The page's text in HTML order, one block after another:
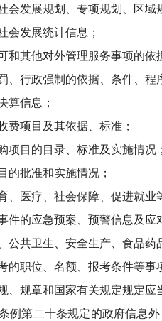
会发展规划、专项规划、区域
会发展统计信息；
和其他对外管理服务事项的
、行政强制的依据、条件、
算信息；
费项目及其依据、标准；
项目的目录、标准及实施情况
的批准和实施情况；
、医疗、社会保障、促进就
件的应急预案、预警信息及应
公共卫生、安全生产、食品
的职位、名额、报考条件等事
、规章和国家有关规定规定
例第二十条规定的政府信息